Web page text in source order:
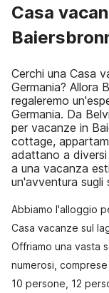
Casa
Cerchi una Casa
Germania? Allora
regaleremo
Germania. Da
per vacanze in
cottage,
adattano a
a una vacanza
un'avventura sugli
Abbiamo l'alloggio
Casa vacanze sul
Offriamo una vasta
numerosi,
10 persone, 12